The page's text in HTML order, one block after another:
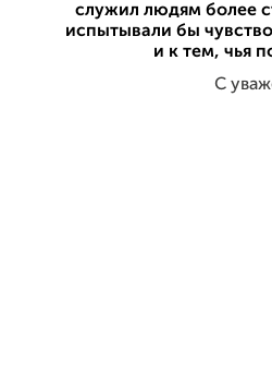
служил людям более
испытывали бы
и к тем, чья
С